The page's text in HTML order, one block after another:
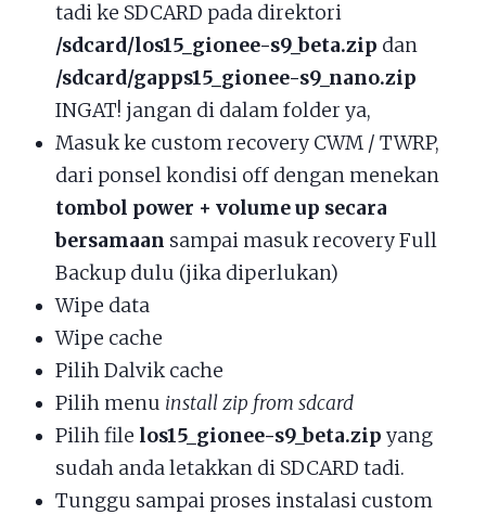
tadi ke SDCARD pada direktori
/sdcard/los15_gionee-s9_beta.zip dan
/sdcard/gapps15_gionee-s9_nano.zip
INGAT! jangan di dalam folder ya,
Masuk ke custom recovery CWM / TWRP,
dari ponsel kondisi off dengan menekan
tombol power + volume up secara
bersamaan sampai masuk recovery Full
Backup dulu (jika diperlukan)
Wipe data
Wipe cache
Pilih Dalvik cache
Pilih menu install zip from sdcard
Pilih file los15_gionee-s9_beta.zip yang
sudah anda letakkan di SDCARD tadi.
Tunggu sampai proses instalasi custom